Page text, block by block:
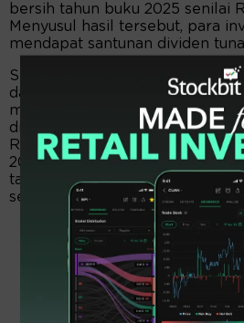
bersih tahun buku 2025 senilai
Menyusul hasil tersebut, para
mendapat santunan dividen
Selanjutnya, sebesar Rp1 miliar
dana cadangan. Dan, sisa laba
miliar atau sekitar 60 persen
ditetapkan dan dibukukan
Rencana pembagian dividen
2025 sesuai hasil rapat umum
tahunan pada 18 Mei 2026
sebagai berikut.